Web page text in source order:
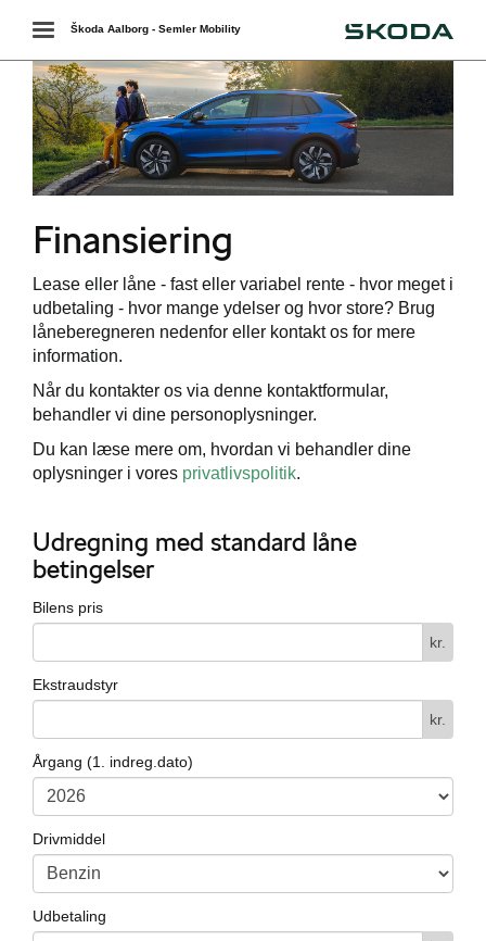
Toggle
navigation
Škoda Aalborg - Semler Mobility
Finansiering
Lease eller låne - fast eller variabel rente - hvor meget i
udbetaling - hvor mange ydelser og hvor store? Brug
låneberegneren nedenfor eller kontakt os for mere
information.
Når du kontakter os via denne kontaktformular,
behandler vi dine personoplysninger.
Du kan læse mere om, hvordan vi behandler dine
oplysninger i vores privatlivspolitik.
Udregning med standard låne
betingelser
Bilens pris
kr.
Ekstraudstyr
kr.
Årgang (1. indreg.dato)
Drivmiddel
Udbetaling